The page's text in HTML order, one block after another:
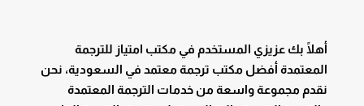
أهلًا بك عزيزي المستخدم في مكتب امتياز للترجمة
المعتمدة أفضل مكتب ترجمة معتمد في السعودية، نحن
نقدم مجموعة واسعة من خدمات الترجمة المعتمدة